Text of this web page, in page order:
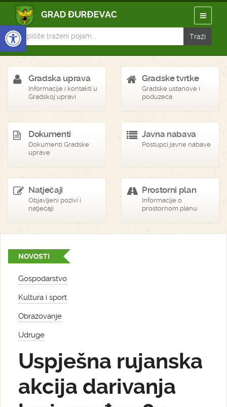
Open toolbar
Gradska uprava
Informacije i kontakti u
Gradskoj upravi
Gradske tvrtke
Gradske ustanove i
poduzeća
Dokumenti
Dokumenti Gradske
uprave
Javna nabava
Postupci javne nabave
Natječaji
Objavljeni pozivi i
natječaji
Prostorni plan
Informacije o
prostornom planu
NOVOSTI
Gospodarstvo
Kultura i sport
Obrazovanje
Udruge
Uspješna rujanska
akcija darivanja